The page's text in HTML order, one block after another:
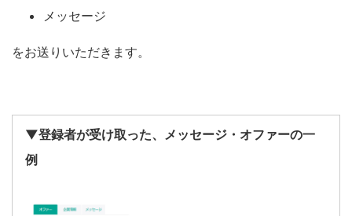
メッセージ
をお送りいただきます。
▼登録者が受け取った、メッセージ・オファーの一
例